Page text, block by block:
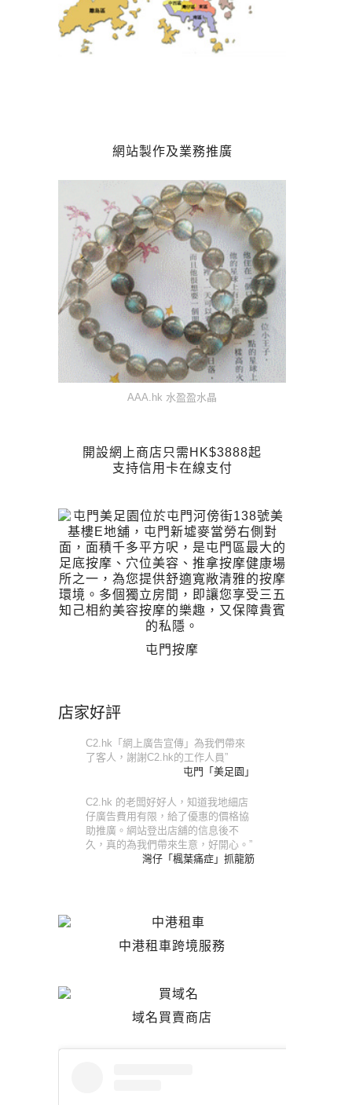
網站製作及業務推廣
AAA.hk 水盈盈水晶
開設網上商店只需HK$3888起
支持信用卡在線支付
屯門按摩
店家好評
C2.hk「網上廣告宣傳」為我們帶來
了客人，謝謝C2.hk的工作人員”
屯門「美足園」
C2.hk 的老闆好好人，知道我地細店
仔廣告費用有限，給了優惠的價格協
助推廣。網站登出店舖的信息後不
久，真的為我們帶來生意，好開心。”
灣仔「楓葉痛症」抓龍筋
中港租車跨境服務
域名買賣商店